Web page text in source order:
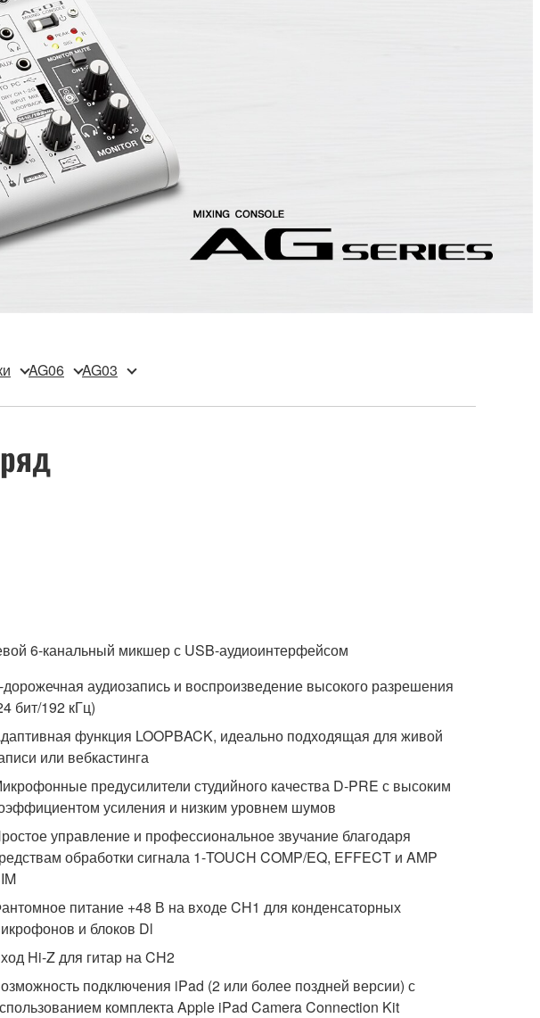
AG06 AG03
6-канальный микшер с USB-аудиоинтерфейсом
дорожечная аудиозапись и воспроизведение высокого разрешения
бит/192 кГц)
функция LOOPBACK, идеально подходящая для живой
или вебкастинга
предусилители студийного качества D-PRE с высоким
усиления и низким уровнем шумов
управление и профессиональное звучание благодаря
обработки сигнала 1-TOUCH COMP/EQ, EFFECT и AMP
питание +48 В на входе CH1 для конденсаторных
и блоков Dl
Hi-Z для гитар на CH2
подключения iPad (2 или более поздней версии) с
комплекта Apple iPad Camera Connection Kit